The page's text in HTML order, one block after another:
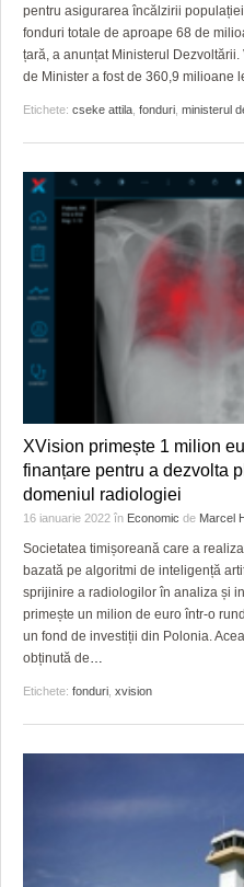
pentru asigurarea încălzirii
fonduri totale de aproape 68 de
țară, a anunțat Ministerul
de Minister a fost de 360,9 milioane
Etichete: cseke attila, fonduri, ministerul
XVision primește 1 milion
finanțare pentru a dezvolta
domeniul radiologiei
16 ianuarie 2022 în Economic de Marcel
Societatea timișoreană care a
bazată pe algoritmi de inteligență
sprijinire a radiologilor în analiza și
primește un milion de euro într-o
un fond de investiții din Polonia.
obținută de…
Etichete: fonduri xvision